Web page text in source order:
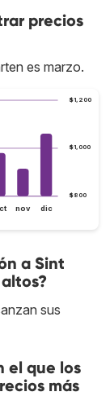
precios
es marzo.
$800
$1,000
$1,200
nov dic
a Sint
sus
el que los
más